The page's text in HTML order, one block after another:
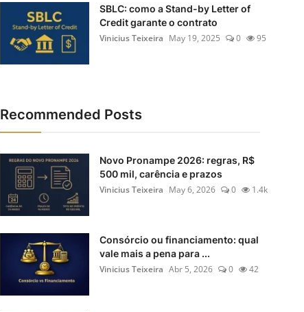
SBLC: como a Stand-by Letter of
Credit garante o contrato
Vinicius Teixeira May 19, 2025 0 95
Recommended Posts
Novo Pronampe 2026: regras, R$
500 mil, carência e prazos
Vinicius Teixeira May 6, 2026 0 1.4k
Consórcio ou financiamento: qual
vale mais a pena para ...
Vinicius Teixeira Abr 5, 2026 0 42